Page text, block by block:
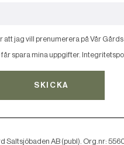
att jag vill prenumerera på Vår
får spara mina uppgifter.
SKICKA
Saltsjöbaden AB (publ). Org.nr: